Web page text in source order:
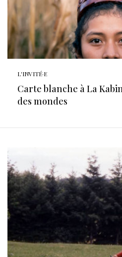
L'INVITÉ·E
Carte blanche à La
des mondes